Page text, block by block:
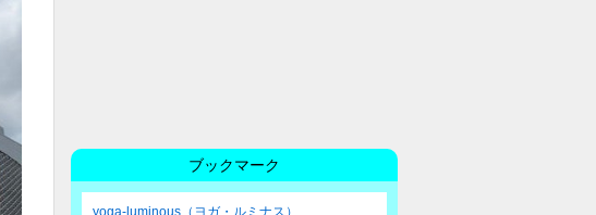
ブックマーク
yoga-luminous（ヨガ・ルミナス）